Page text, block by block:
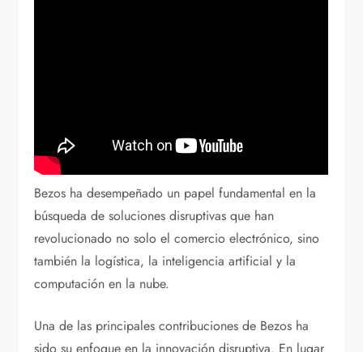
Bezos ha desempeñado un papel fundamental en la
búsqueda de soluciones disruptivas que han
revolucionado no solo el comercio electrónico, sino
también la logística, la inteligencia artificial y la
computación en la nube.
Una de las principales contribuciones de Bezos ha